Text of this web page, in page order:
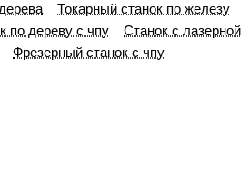
Токарный станок по железу
по дереву с чпу
Станок с лазерной
Фрезерный станок c чпу